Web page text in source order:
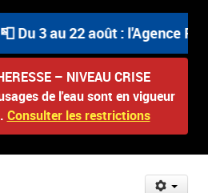
📮 Du 3 au 22 août : l'Agence
– NIVEAU CRISE
de l'eau sont en vigueur
Consulter les restrictions